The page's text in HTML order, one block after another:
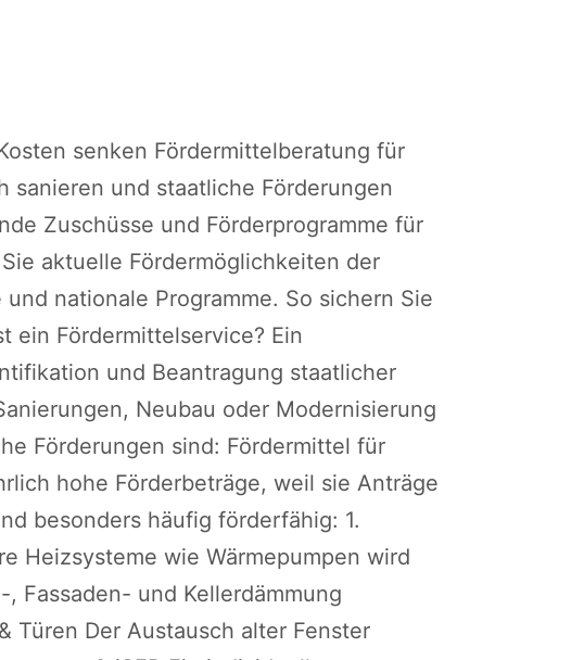
senken Fördermittelberatung für
sanieren und staatliche Förderungen
Zuschüsse und Förderprogramme für
aktuelle Fördermöglichkeiten der
nationale Programme. So sichern Sie
ein Fördermittelservice? Ein
und Beantragung staatlicher
Neubau oder Modernisierung
Förderungen sind: Fördermittel für
hohe Förderbeträge, weil sie Anträge
besonders häufig förderfähig: 1.
Heizsysteme wie Wärmepumpen wird
Fassaden- und Kellerdämmung
Türen Der Austausch alter Fenster